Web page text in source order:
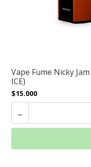
Vape Fume Nicky
ICE)
$15.000
-